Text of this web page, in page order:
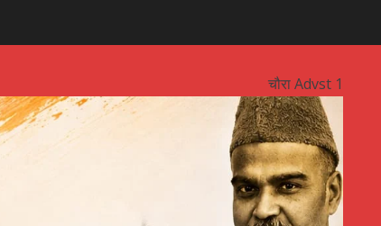
चौरा Advst 1